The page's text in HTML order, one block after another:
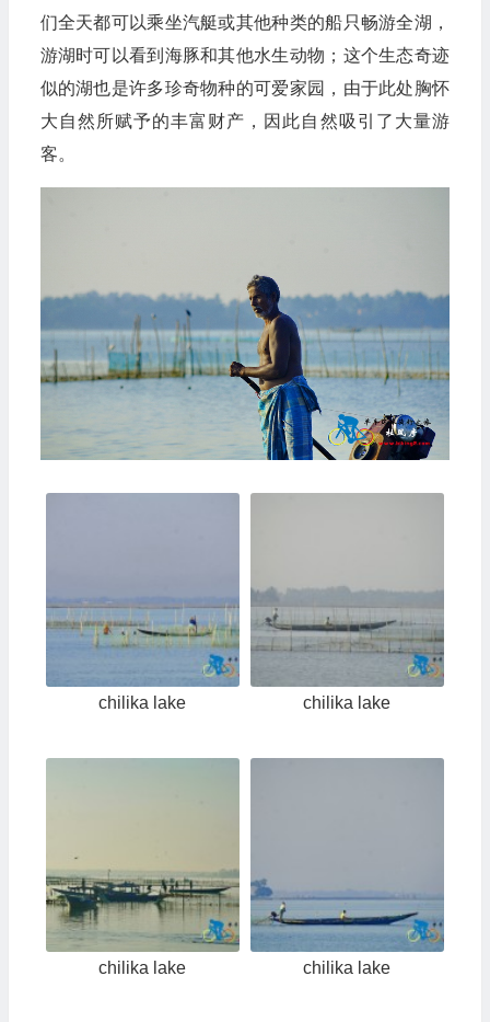
们全天都可以乘坐汽艇或其他种类的船只畅游全湖，
游湖时可以看到海豚和其他水生动物；这个生态奇迹
似的湖也是许多珍奇物种的可爱家园，由于此处胸怀
大自然所赋予的丰富财产，因此自然吸引了大量游
客。
chilika lake chilika lake
chilika lake chilika lake